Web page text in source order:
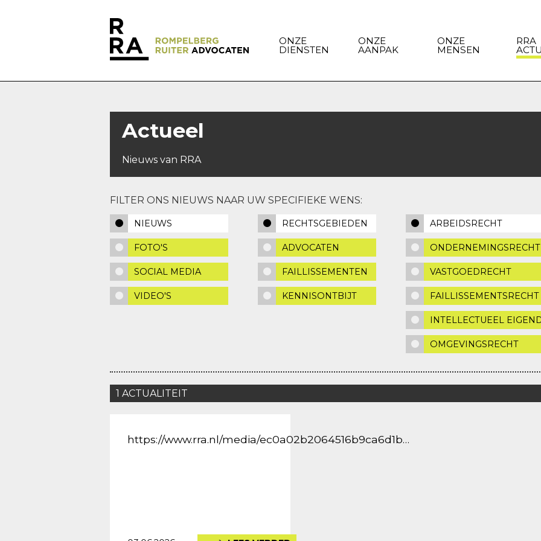
ONZE
DIENSTEN
ONZE
AANPAK
ONZE
MENSEN
RRA
Actueel
Nieuws van RRA
FILTER ONS NIEUWS NAAR UW SPECIFIEKE WENS:
NIEUWS
FOTO'S
SOCIAL MEDIA
VIDEO'S
RECHTSGEBIEDEN
ADVOCATEN
FAILLISSEMENTEN
KENNISONTBIJT
ARBEIDSRECHT
ONDERNEMINGSRECHT
VASTGOEDRECHT
FAILLISSEMENTSRECHT
INTELLECTUEEL
OMGEVINGSRECHT
1 ACTUALITEIT
https://www.rra.nl/media/ec0a02b2064516b9ca6d1b…